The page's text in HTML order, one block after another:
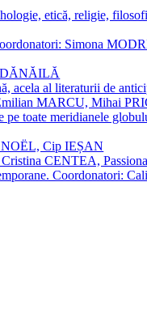
etică, religie,
Simona
DĂNĂILĂ
acela al literaturii de
MARCU, Mihai
pe toate meridianele
NOËL, Cip IEȘAN
Cristina CENTEA,
Coordonatori: